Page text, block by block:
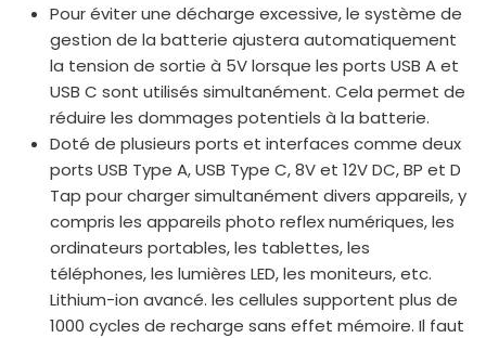
Pour éviter une décharge excessive, le système de
gestion de la batterie ajustera automatiquement
la tension de sortie à 5V lorsque les ports USB A et
USB C sont utilisés simultanément. Cela permet de
réduire les dommages potentiels à la batterie.
Doté de plusieurs ports et interfaces comme deux
ports USB Type A, USB Type C, 8V et 12V DC, BP et D
Tap pour charger simultanément divers appareils, y
compris les appareils photo reflex numériques, les
ordinateurs portables, les tablettes, les
téléphones, les lumières LED, les moniteurs, etc.
Lithium-ion avancé. les cellules supportent plus de
1000 cycles de recharge sans effet mémoire. Il faut